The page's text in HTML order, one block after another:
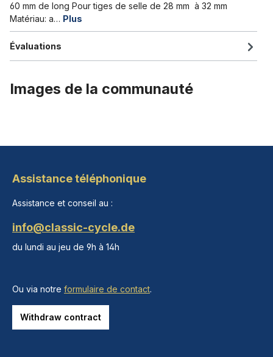
60 mm de long Pour tiges de selle de 28 mm à 32 mm
Matériau: a… Plus
Évaluations
Images de la communauté
Assistance téléphonique
Assistance et conseil au :
info@classic-cycle.de
du lundi au jeu de 9h à 14h
Ou via notre formulaire de contact.
Withdraw contract